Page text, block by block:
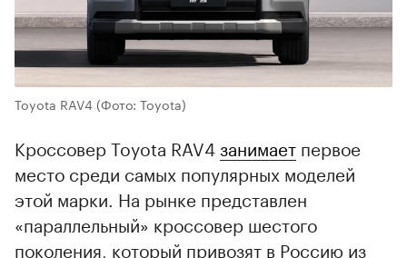
Toyota RAV4(Фото: Toyota)
Кроссовер Toyota RAV4занимает первое
место среди самых популярных моделей
этой марки. На рынке представлен
«параллельный» кроссовер шестого
поколения, который привозят в Россию из